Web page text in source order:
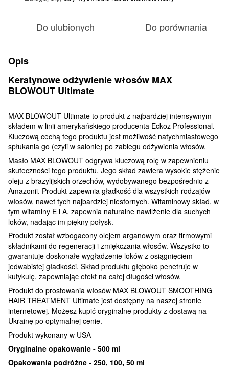
Do ulubionych Do porównania
Opis
Keratynowe odżywienie włosów MAX
BLOWOUT Ultimate
MAX BLOWOUT Ultimate to produkt z najbardziej intensywnym
składem w linii amerykańskiego producenta Eckoz Professional.
Kluczową cechą tego produktu jest możliwość natychmiastowego
spłukania go (czyli w salonie) po zabiegu odżywienia włosów.
Masło MAX BLOWOUT odgrywa kluczową rolę w zapewnieniu
skuteczności tego produktu. Jego skład zawiera wysokie stężenie
oleju z brazylijskich orzechów, wydobywanego bezpośrednio z
Amazonii. Produkt zapewnia gładkość dla wszystkich rodzajów
włosów, nawet tych najbardziej niesfornych. Witaminowy skład, w
tym witaminy E i A, zapewnia naturalne nawilżenie dla suchych
loków, nadając im piękny połysk.
Produkt został wzbogacony olejem arganowym oraz firmowymi
składnikami do regeneracji i zmiękczania włosów. Wszystko to
gwarantuje doskonałe wygładzenie loków z osiągnięciem
jedwabistej gładkości. Skład produktu głęboko penetruje w
kutykulę, zapewniając efekt na całej długości włosów.
Produkt do prostowania włosów MAX BLOWOUT SMOOTHING
HAIR TREATMENT Ultimate jest dostępny na naszej stronie
internetowej. Możesz kupić oryginalne produkty z dostawą na
Ukrainę po optymalnej cenie.
Produkt wykonany w USA
Oryginalne opakowanie - 500 ml
Opakowania podróżne - 250, 100, 50 ml